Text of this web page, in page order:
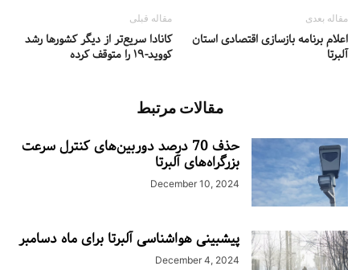
مقاله قبلی
کانادا سریع‌تر از دیگر کشورها رشد
کووید-۱۹ را متوقف کرده
مقاله بعدی
اعلام برنامه بازسازی اقتصادی استان
آلبرتا
مقالات مرتبط
حذف 70 درصد دوربین‌های کنترل سرعت
بزرگراه‌های آلبرتا
December 10, 2024
پیشبینی هواشناسی آلبرتا برای ماه دسامبر
December 4, 2024